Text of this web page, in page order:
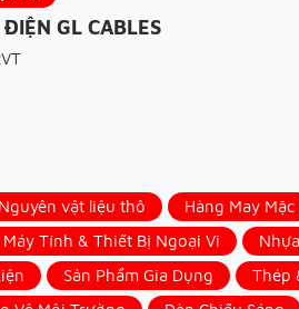
GL CABLES
vật liệu thô
Hàng May Mặc
Máy Tính & Thiết Bị Ngoại Vi
Sản Phẩm Gia Dụng
Thép